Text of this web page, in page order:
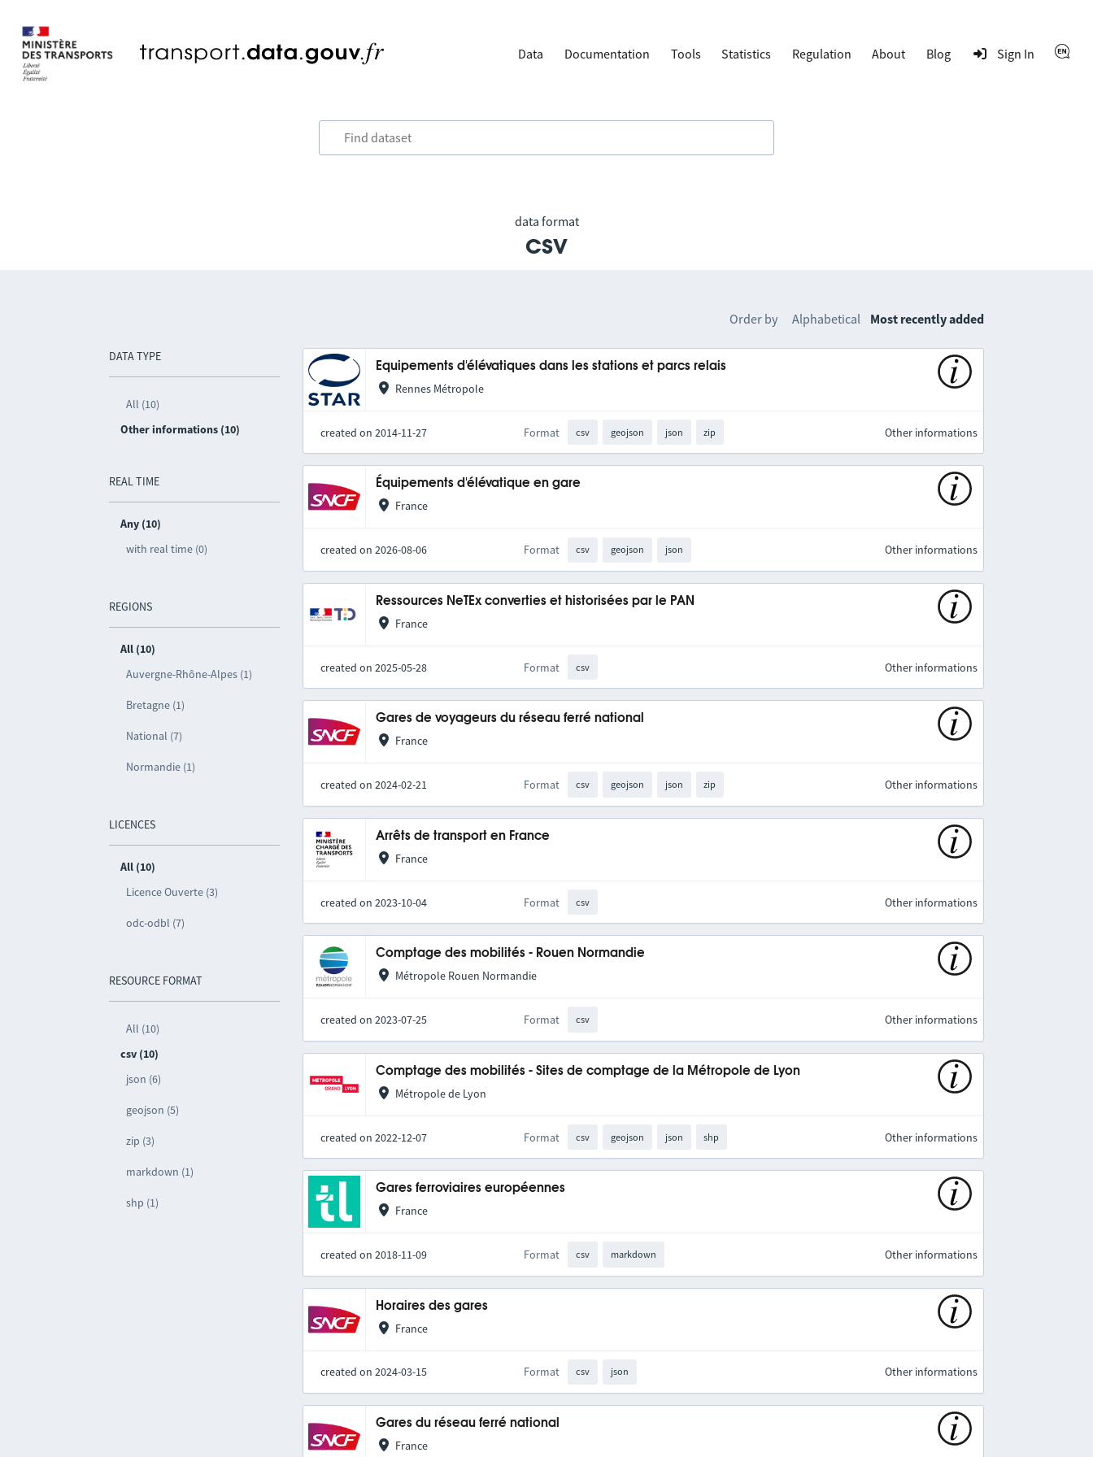
Data Documentation Tools Statistics Regulation About Blog Sign In
data format
csv
DATA TYPE
All (10)
Other informations (10)
REAL TIME
Any (10)
with real time (0)
REGIONS
All (10)
Auvergne-Rhône-Alpes (1)
Bretagne (1)
National (7)
Normandie (1)
LICENCES
All (10)
Licence Ouverte (3)
odc-odbl (7)
RESOURCE FORMAT
All (10)
csv (10)
json (6)
geojson (5)
zip (3)
markdown (1)
shp (1)
Order by Alphabetical Most recently added
Equipements d'élévatiques dans les stations et parcs relais
Rennes Métropole
created on 2014-11-27 Format csv geojson json zip Other informations
Équipements d'élévatique en gare
France
created on 2026-08-06 Format csv geojson json Other informations
Ressources NeTEx converties et historisées par le PAN
France
created on 2025-05-28 Format csv Other informations
Gares de voyageurs du réseau ferré national
France
created on 2024-02-21 Format csv geojson json zip Other informations
Arrêts de transport en France
France
created on 2023-10-04 Format csv Other informations
Comptage des mobilités - Rouen Normandie
Métropole Rouen Normandie
created on 2023-07-25 Format csv Other informations
Comptage des mobilités - Sites de comptage de la Métropole de Lyon
Métropole de Lyon
created on 2022-12-07 Format csv geojson json shp Other informations
Gares ferroviaires européennes
France
created on 2018-11-09 Format csv markdown Other informations
Horaires des gares
France
created on 2024-03-15 Format csv json Other informations
Gares du réseau ferré national
France